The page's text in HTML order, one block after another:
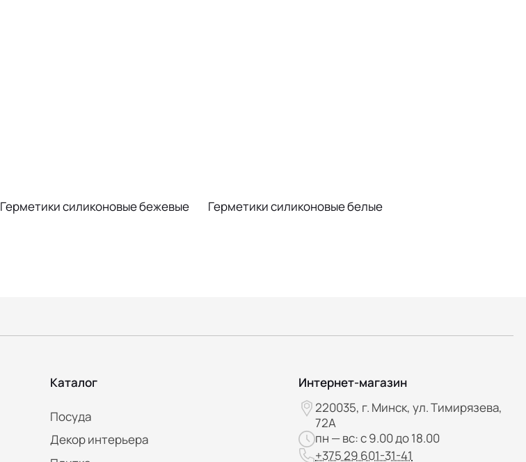
Герметики силиконовые бежевые Герметики силиконовые белые
Каталог
Посуда
Декор интерьера
Интернет-магазин
220035, г. Минск, ул. Тимирязева,
72А
пн — вс: с 9.00 до 18.00
+375 29 601-31-41